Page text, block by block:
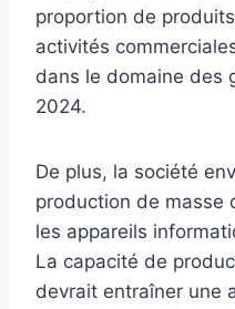
proportion de
activités
dans le domaine des
2024.
De plus, la société
production de masse
les appareils
La capacité de
devrait entraîner une